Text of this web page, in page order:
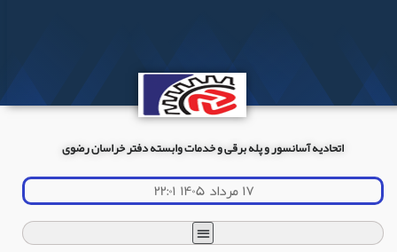
اتحادیه آسانسور و پله برقی و خدمات وابسته دفتر خراسان رضوی
۱۷ مرداد ۱۴۰۵ ۲۲:۰۱